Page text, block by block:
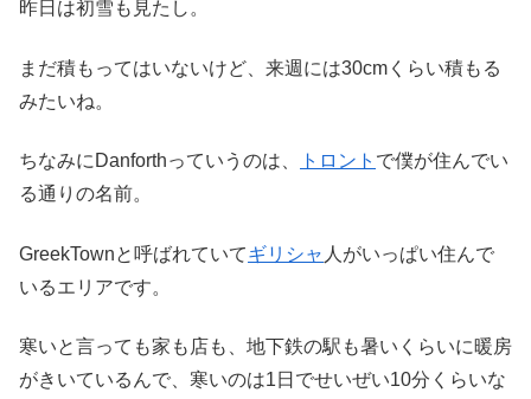
昨日は初雪も見たし。
まだ積もってはいないけど、来週には30cmくらい積もる
みたいね。
ちなみにDanforthっていうのは、 トロント で僕が住んでい
る通りの名前。
GreekTownと呼ばれていてギリシャ 人がいっぱい住んで
いるエリアです。
寒いと言っても家も店も、地下鉄の駅も暑いくらいに暖房
がきいているんで、寒いのは1日でせいぜい10分くらいな